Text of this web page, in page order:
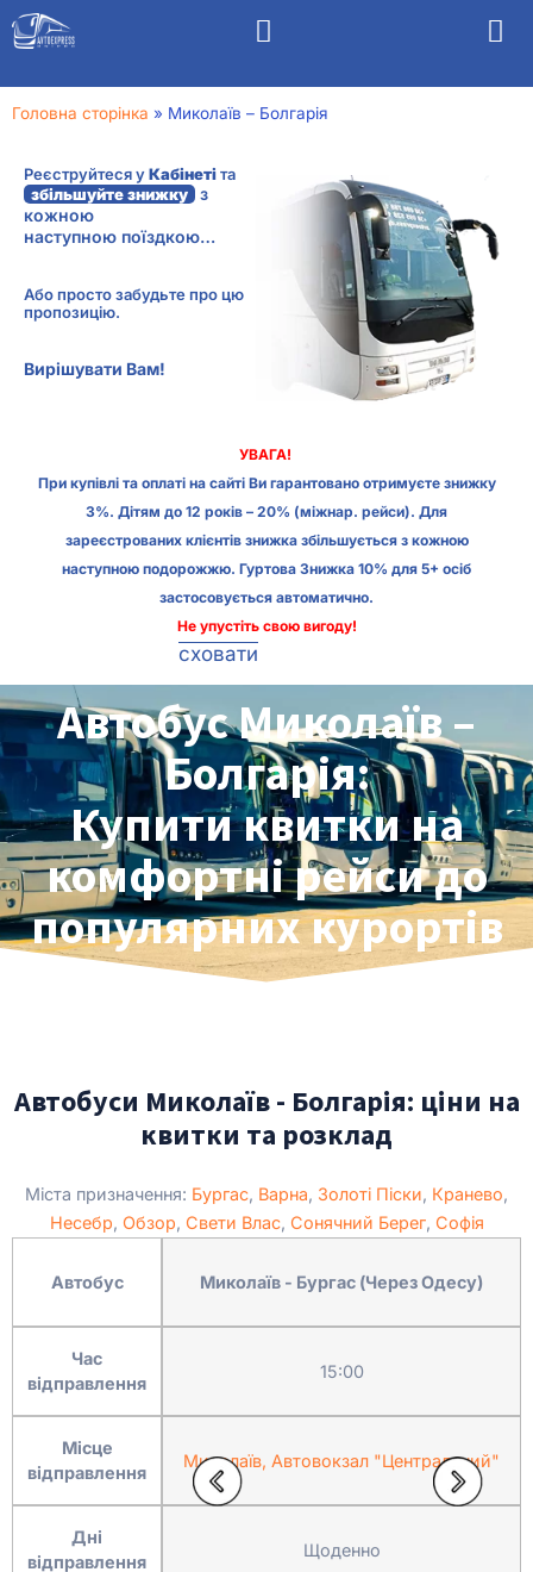
Головна сторінка » Миколаїв – Болгарія
Реєструйтеся уКабінетіта
збільшуйте знижку з
кожною
наступною поїздкою…
Або просто забудьте про цю
пропозицію.
Вирішувати Вам!
УВАГА!
При купівлі та оплаті на сайті Ви гарантовано отримуєте знижку
3%. Дітям до 12 років – 20% (міжнар. рейси). Для
зареєстрованих клієнтів знижка збільшується з кожною
наступною подорожжю. Гуртова Знижка 10% для 5+ осіб
застосовується автоматично.
Не упустіть свою вигоду!
сховати
Автобус Миколаїв –
Болгарія:
Купити квитки на
комфортні рейси до
популярних курортів
Автобуси Миколаїв - Болгарія: ціни на
квитки та розклад
Міста призначення: Бургас, Варна, Золоті Піски, Кранево,
Несебр, Обзор, Свети Влас, Сонячний Берег, Софія
Автобус
Час
відправлення
Місце
відправлення
Дні
відправлення
Миколаїв - Бургас (Через Одесу)
15:00
Миколаїв, Автовокзал "Центральний"
Щоденно